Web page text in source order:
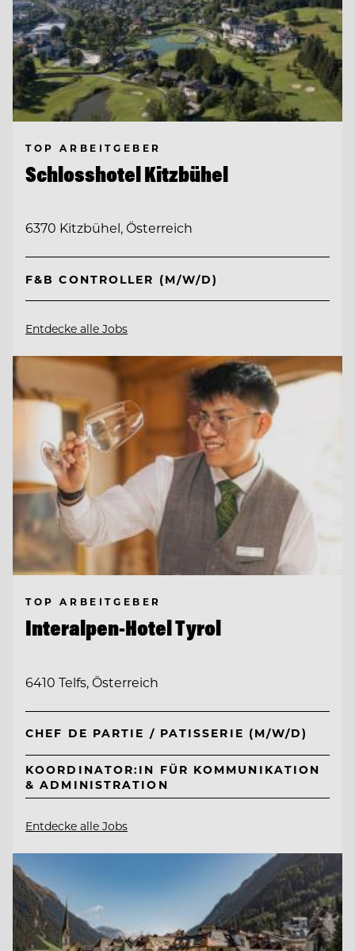
TOP ARBEITGEBER
Schlosshotel Kitzbühel
6370 Kitzbühel, Österreich
F&B CONTROLLER (M/W/D)
Entdecke alle Jobs
TOP ARBEITGEBER
Interalpen-Hotel Tyrol
6410 Telfs, Österreich
CHEF DE PARTIE / PATISSERIE (M/W/D)
KOORDINATOR:IN FÜR KOMMUNIKATION
& ADMINISTRATION
Entdecke alle Jobs